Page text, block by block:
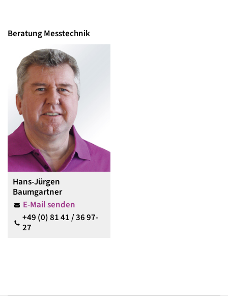
Beratung Messtechnik
Hans-Jürgen
Baumgartner
E-Mail senden
+49 (0) 81 41 / 36 97-
27